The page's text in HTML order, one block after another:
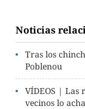
Noticias
Tras los
Poblenou
VÍDEOS | Las
vecinos lo